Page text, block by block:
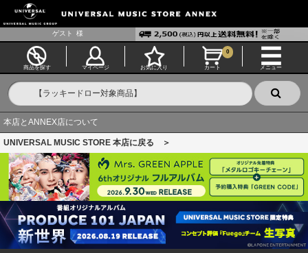
ゲスト 様
商品を探す マイページ お気に入り カート
0
メニュー
本店とANNEX店について
UNIVERSAL MUSIC STORE 本店に戻る ＞